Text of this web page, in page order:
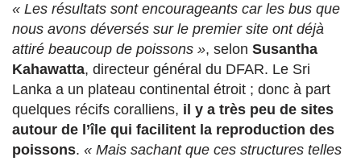
« Les résultats sont encourageants car les bus que
nous avons déversés sur le premier site ont déjà
attiré beaucoup de poissons », selon Susantha
Kahawatta, directeur général du DFAR. Le Sri
Lanka a un plateau continental étroit ; donc à part
quelques récifs coralliens, il y a très peu de sites
autour de l’île qui facilitent la reproduction des
poissons. « Mais sachant que ces structures telles